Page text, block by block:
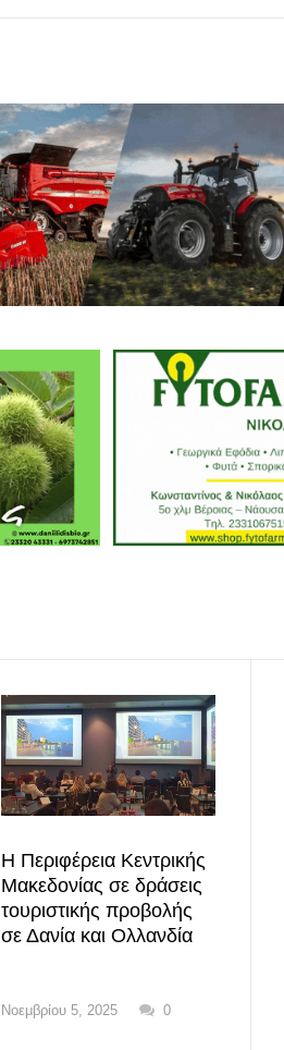
Η Περιφέρεια Κεντρικής
Μακεδονίας σε δράσεις
τουριστικής προβολής
σε Δανία και Ολλανδία
Νοεμβρίου 5, 2025 0